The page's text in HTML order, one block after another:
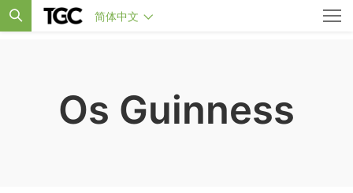
简体中文
Os Guinness